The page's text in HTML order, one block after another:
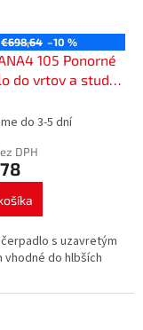
€698,64 –10 %
105 Ponorné
do vrtov a studní,
m, 401130
do 3-5 dní
DPH
s uzavretým
do hlbších